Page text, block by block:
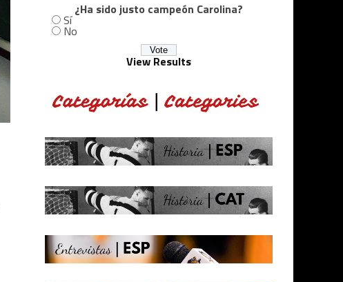
¿Ha sido justo campeón Carolina?
Sí
No
View Results